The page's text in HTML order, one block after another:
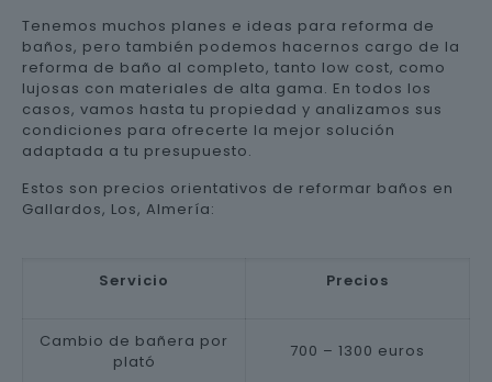
Tenemos muchos planes e ideas para reforma de
baños, pero también podemos hacernos cargo de la
reforma de baño al completo, tanto low cost, como
lujosas con materiales de alta gama. En todos los
casos, vamos hasta tu propiedad y analizamos sus
condiciones para ofrecerte la mejor solución
adaptada a tu presupuesto.
Estos son precios orientativos de reformar baños en
Gallardos, Los, Almería:
Servicio Precios
Cambio de bañera por
plató
700 – 1300 euros